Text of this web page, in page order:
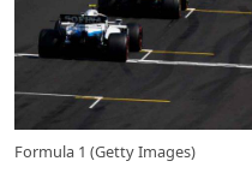
Formula 1 (Getty Images)